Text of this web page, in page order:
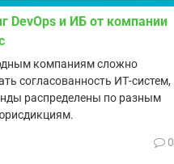
DevOps и ИБ от компании
компаниям сложно
согласованность ИТ-систем,
распределены по разным
0